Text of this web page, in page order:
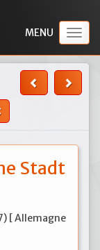
Stadt
[ Allemagne